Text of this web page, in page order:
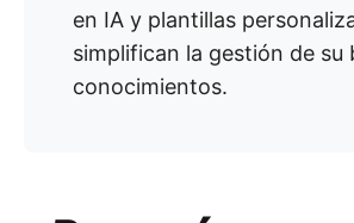
en IA y plantillas
simplifican la gestión de su
conocimientos.